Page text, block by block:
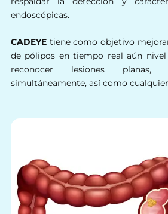
endoscópicas.
CADEYE tiene como objetivo
de pólipos en tiempo real aún nivel
reconocer lesiones planas,
simultáneamente, así como